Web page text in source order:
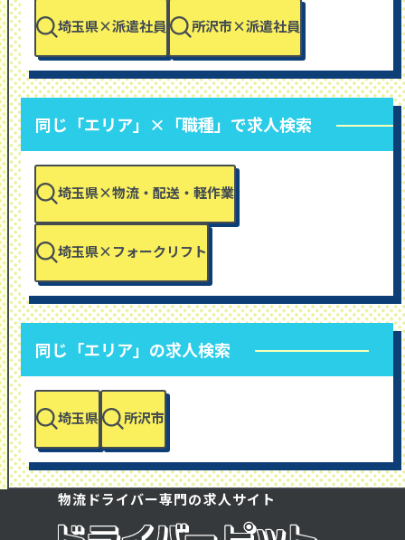
埼玉県×派遣社員 所沢市×派遣社員
同じ「エリア」×「職種」で求人検索
埼玉県×物流・配送・軽作業
埼玉県×フォークリフト
同じ「エリア」の求人検索
埼玉県 所沢市
物流ドライバー専門の求人サイト